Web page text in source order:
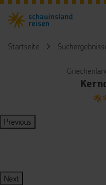
Startseite
4
Previous
Next